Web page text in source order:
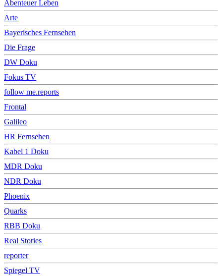
Abenteuer Leben
Arte
Bayerisches Fernsehen
Die Frage
DW Doku
Fokus TV
follow me.reports
Frontal
Galileo
HR Fernsehen
Kabel 1 Doku
MDR Doku
NDR Doku
Phoenix
Quarks
RBB Doku
Real Stories
reporter
Spiegel TV